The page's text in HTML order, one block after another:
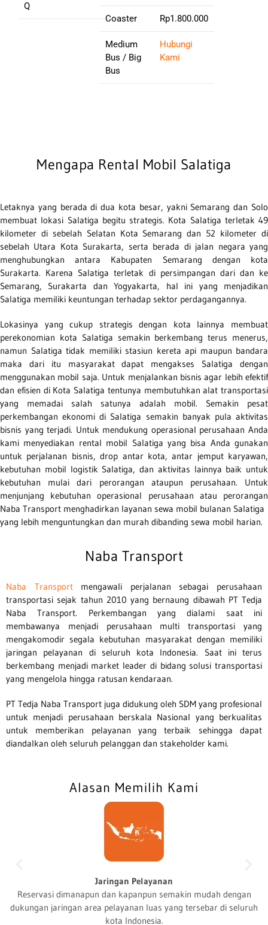
Q
Coaster Rp1.800.000
Medium
Bus / Big
Bus
Hubungi
Kami
Mengapa Rental Mobil Salatiga
Letaknya yang berada di dua kota besar, yakni Semarang dan Solo
membuat lokasi Salatiga begitu strategis. Kota Salatiga terletak 49
kilometer di sebelah Selatan Kota Semarang dan 52 kilometer di
sebelah Utara Kota Surakarta, serta berada di jalan negara yang
menghubungkan antara Kabupaten Semarang dengan kota
Surakarta. Karena Salatiga terletak di persimpangan dari dan ke
Semarang, Surakarta dan Yogyakarta, hal ini yang menjadikan
Salatiga memiliki keuntungan terhadap sektor perdagangannya.
Lokasinya yang cukup strategis dengan kota lainnya membuat
perekonomian kota Salatiga semakin berkembang terus menerus,
namun Salatiga tidak memiliki stasiun kereta api maupun bandara
maka dari itu masyarakat dapat mengakses Salatiga dengan
menggunakan mobil saja. Untuk menjalankan bisnis agar lebih efektif
dan efisien di Kota Salatiga tentunya membutuhkan alat transportasi
yang memadai salah satunya adalah mobil. Semakin pesat
perkembangan ekonomi di Salatiga semakin banyak pula aktivitas
bisnis yang terjadi. Untuk mendukung operasional perusahaan Anda
kami menyediakan rental mobil Salatiga yang bisa Anda gunakan
untuk perjalanan bisnis, drop antar kota, antar jemput karyawan,
kebutuhan mobil logistik Salatiga, dan aktivitas lainnya baik untuk
kebutuhan mulai dari perorangan ataupun perusahaan. Untuk
menjunjang kebutuhan operasional perusahaan atau perorangan
Naba Transport menghadirkan layanan sewa mobil bulanan Salatiga
yang lebih menguntungkan dan murah dibanding sewa mobil harian.
Naba Transport
Naba Transportmengawali perjalanan sebagai perusahaan
transportasi sejak tahun 2010 yang bernaung dibawah PT Tedja
Naba Transport. Perkembangan yang dialami saat ini
membawanya menjadi perusahaan multi transportasi yang
mengakomodir segala kebutuhan masyarakat dengan memiliki
jaringan pelayanan di seluruh kota Indonesia. Saat ini terus
berkembang menjadi market leader di bidang solusi transportasi
yang mengelola hingga ratusan kendaraan.
PT Tedja Naba Transport juga didukung oleh SDM yang profesional
untuk menjadi perusahaan berskala Nasional yang berkualitas
untuk memberikan pelayanan yang terbaik sehingga dapat
diandalkan oleh seluruh pelanggan dan stakeholder kami.
Alasan Memilih Kami
Jaringan Pelayanan
Reservasi dimanapun dan kapanpun semakin mudah dengan
dukungan jaringan area pelayanan luas yang tersebar di seluruh
kota Indonesia.